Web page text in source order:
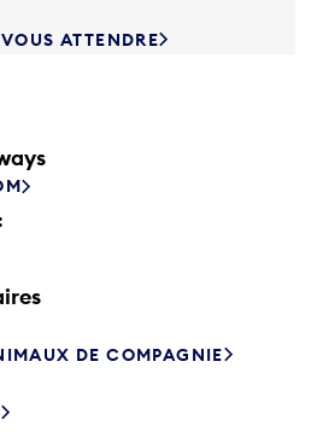
ATTENDRE
DE COMPAGNIE